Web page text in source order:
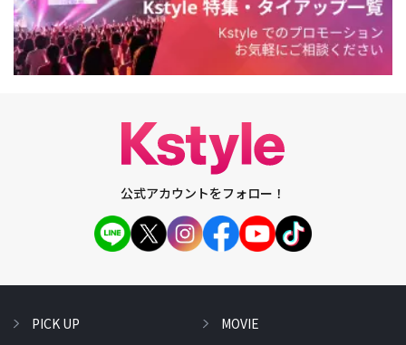
公式アカウントをフォロー！
PICK UP MOVIE